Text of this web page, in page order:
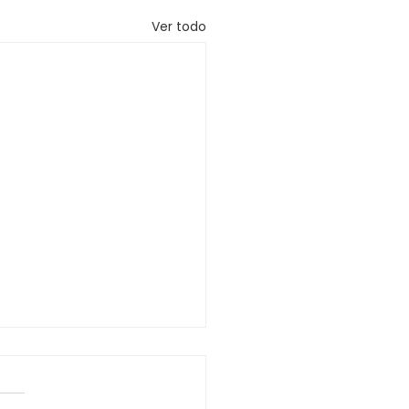
Ver todo
desistida y ordenar